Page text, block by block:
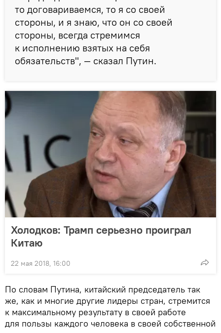
то договариваемся, то я со своей
стороны, и я знаю, что он со своей
стороны, всегда стремимся
к исполнению взятых на себя
обязательств", — сказал Путин.
Холодков: Трамп серьезно проиграл
Китаю
22 мая 2018, 16:00
По словам Путина, китайский председатель так
же, как и многие другие лидеры стран, стремится
к максимальному результату в своей работе
для пользы каждого человека в своей собственной